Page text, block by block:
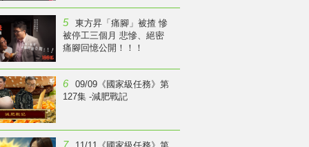
5
東方昇「痛腳」被揸 慘
被停工三個月 悲慘、絕密
痛腳回憶公開！！！
6
09/09《國家級任務》第
127集 -減肥戰記